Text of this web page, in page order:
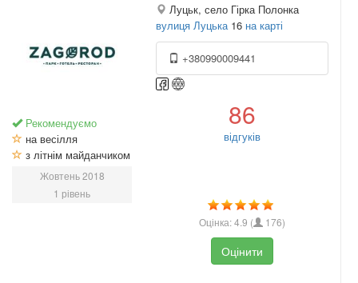
Рекомендуємо
на весілля
з літнім майданчиком
Жовтень 2018
1 рівень
Луцьк, село Гірка Полонка
вулиця Луцька 16 на карті
+380990009441
86
відгуків
Оцінка:4.9 ( 176)
Оцінити